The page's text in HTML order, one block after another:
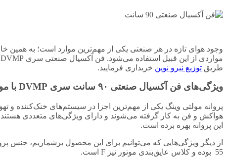
وجود هوای تازه در هر صنعتی یکی از مهم‌ترین موارد است؛ به همین
طریق توزیع نیرو نوین خریداری فرمایید.
ویژگی‌های فن آکسیال صنعتی ۹۰ سانت سری DVMP با موتور دمنده
پروانه مولتی وینگ یکی از مهم‌ترین اجزا در سیستم‌های خنک‌کننده و
هواکش و فن به کار گرفته می‌شوند و دارای ویژگی‌های متعددی
این پروانه بهره برده است.
55 بوده و کلاس عایق‌بندی موتور نیز F است.